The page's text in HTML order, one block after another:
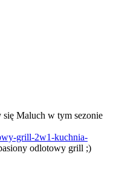
się Maluch w tym sezonie
grill-2w1-kuchnia-
odlotowy grill ;)